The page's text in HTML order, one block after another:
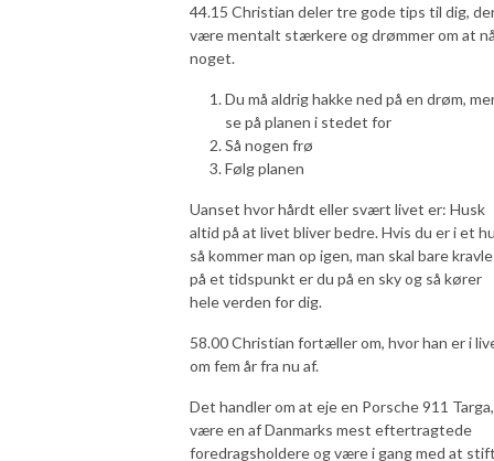
44.15 Christian deler tre gode tips til dig,
være mentalt stærkere og drømmer om at
noget.
Du må aldrig hakke ned på en drøm,
se på planen i stedet for
Så nogen frø
Følg planen
Uanset hvor hårdt eller svært livet er: Husk
altid på at livet bliver bedre. Hvis du er i et
så kommer man op igen, man skal bare
på et tidspunkt er du på en sky og så kører
hele verden for dig.
58.00 Christian fortæller om, hvor han er i
om fem år fra nu af.
Det handler om at eje en Porsche 911 Targa,
være en af Danmarks mest eftertragtede
foredragsholdere og være i gang med at